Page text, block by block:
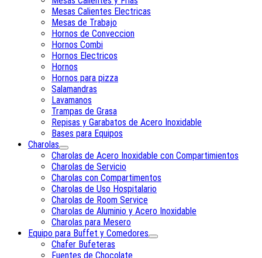
Mesas Calientes Electricas
Mesas de Trabajo
Hornos de Conveccion
Hornos Combi
Hornos Electricos
Hornos
Hornos para pizza
Salamandras
Lavamanos
Trampas de Grasa
Repisas y Garabatos de Acero Inoxidable
Bases para Equipos
Charolas
Charolas de Acero Inoxidable con Compartimientos
Charolas de Servicio
Charolas con Compartimentos
Charolas de Uso Hospitalario
Charolas de Room Service
Charolas de Aluminio y Acero Inoxidable
Charolas para Mesero
Equipo para Buffet y Comedores
Chafer Bufeteras
Fuentes de Chocolate